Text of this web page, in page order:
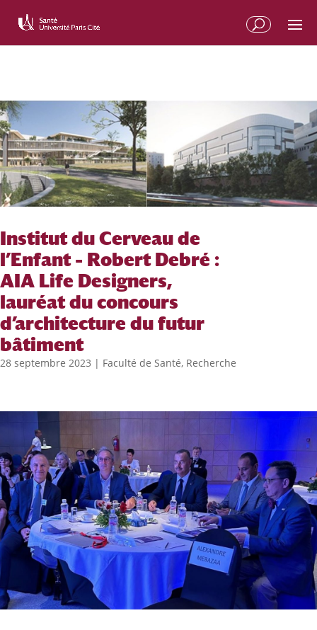
Institut du Cerveau de
l’Enfant – Robert Debré :
AIA Life Designers,
lauréat du concours
d’architecture du futur
bâtiment
28 septembre 2023 | Faculté de Santé, Recherche